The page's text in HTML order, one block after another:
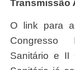
Transmissão
O link para a transmissão simultânea do III
Congresso
Sanitário e II